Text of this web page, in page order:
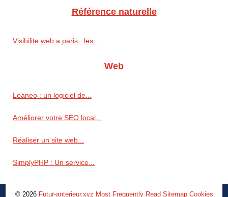
Référence naturelle
Visibilite web a paris : les...
Web
Leaneo : un logiciel de...
Améliorer votre SEO local...
Réaliser un site web...
SimplyPHP : Un service...
© 2026 Futur-anterieur.xyz Most Frequently Read Sitemap Cookies